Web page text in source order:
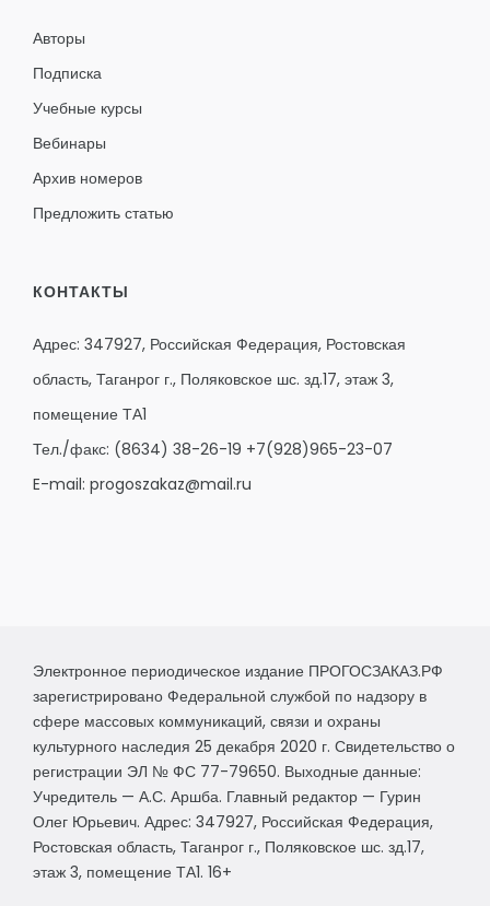
Авторы
Подписка
Учебные курсы
Вебинары
Архив номеров
Предложить статью
КОНТАКТЫ
Адрес: 347927, Российская Федерация, Ростовская
область, Таганрог г., Поляковское шс. зд.17, этаж 3,
помещение ТА1
Тел./факс: (8634) 38-26-19 +7(928)965-23-07
E-mail: progoszakaz@mail.ru
Электронное периодическое издание ПРОГОСЗАКАЗ.РФ
зарегистрировано Федеральной службой по надзору в
сфере массовых коммуникаций, связи и охраны
культурного наследия 25 декабря 2020 г. Свидетельство о
регистрации ЭЛ № ФС 77-79650. Выходные данные:
Учредитель — А.С. Аршба. Главный редактор — Гурин
Олег Юрьевич. Адрес: 347927, Российская Федерация,
Ростовская область, Таганрог г., Поляковское шс. зд.17,
этаж 3, помещение ТА1. 16+